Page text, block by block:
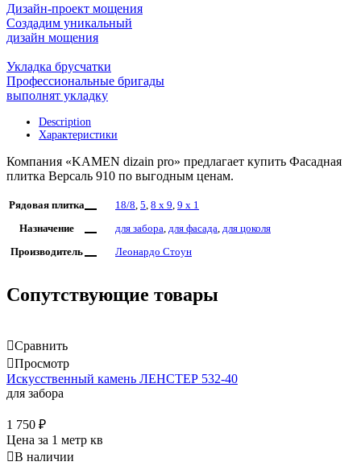
Дизайн-проект мощения
Создадим уникальный
дизайн мощения
Укладка брусчатки
Профессиональные бригады
выполнят укладку
Description
Характеристики
Компания «KAMEN dizain pro» предлагает купить Фасадная
плитка Версаль 910 по выгодным ценам.
Рядовая плитка 18/8 5 8 x 9 9 х 1
Назначение
для забора для фасада для цоколя
Производитель
Леонардо Стоун
Сопутствующие товары
Сравнить
Просмотр
Искусственный камень ЛЕНСТЕР 532-40
для забора
1 750 ₽
Цена за 1 метр кв
В наличии